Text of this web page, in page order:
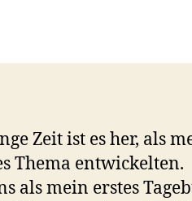
Zeit ist es her, als
Thema entwickelten.
als mein erstes